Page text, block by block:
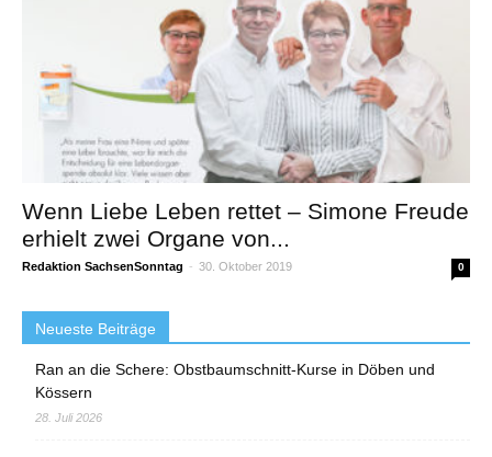
Wenn Liebe Leben rettet – Simone Freude
erhielt zwei Organe von...
Redaktion SachsenSonntag - 30. Oktober 2019 0
Neueste Beiträge
Ran an die Schere: Obstbaumschnitt-Kurse in Döben und
Kössern
28. Juli 2026